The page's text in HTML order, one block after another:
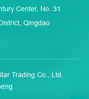
Center, No. 31
Qingdao
Trading Co., Ltd.